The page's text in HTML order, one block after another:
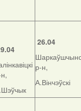
26.04
р-н,
А.Вінчэўскі